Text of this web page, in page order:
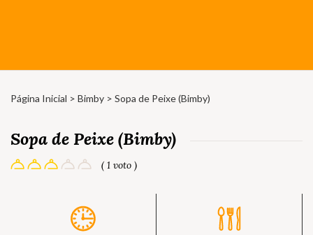
Página Inicial > Bimby > Sopa de Peixe (Bimby)
Sopa de Peixe (Bimby)
( 1 voto )